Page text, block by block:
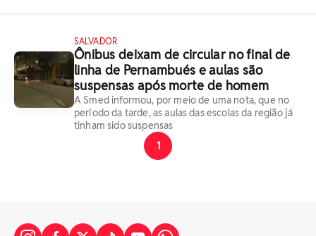
SALVADOR
Ônibus deixam de circular no final de
linha de Pernambués e aulas são
suspensas após morte de homem
A Smed informou, por meio de uma nota, que no
período da tarde, as aulas das escolas da região já
tinham sido suspensas
1